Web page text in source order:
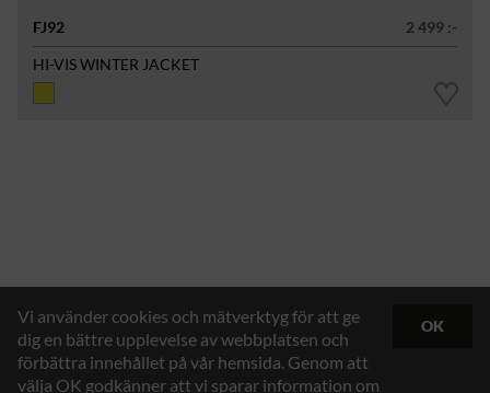
FJ92
2 499 :-
HI-VIS WINTER JACKET
Vi använder cookies och mätverktyg för att ge
dig en bättre upplevelse av webbplatsen och
förbättra innehållet på vår hemsida. Genom att
välja OK godkänner att vi sparar information om
OK